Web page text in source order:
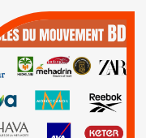
QUE BOYCOTTER ?
BOYCOTT /
AXA BNP | CAF |
Carrefour | HP |